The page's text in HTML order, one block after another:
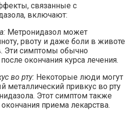
связанные с
включают:
Метронидазол может
рвоту и даже боли в животе
Эти симптомы обычно
окончания курса лечения.
во рту: Некоторые люди могут
металлический привкус во рту
Этот симптом также
приема лекарства.